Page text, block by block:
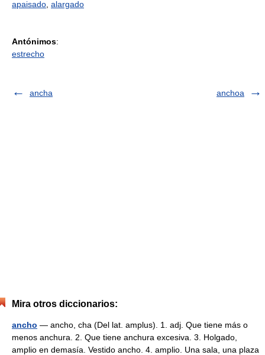
apaisado alargado
Antónimos:
estrecho
ancha anchoa
Mira otros diccionarios:
ancho — ancho, cha (Del lat. amplus). 1. adj. Que tiene más o
menos anchura. 2. Que tiene anchura excesiva. 3. Holgado,
amplio en demasía. Vestido ancho. 4. amplio. Una sala, una plaza